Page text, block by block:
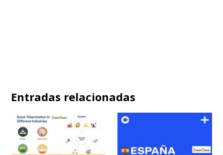
Entradas relacionadas